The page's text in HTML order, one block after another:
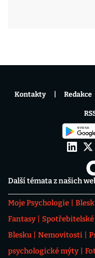
Další témata z našich
Moje Psychologie
Fantasy
Blesku
Nemovitosti
psychologické mýty
Kontakty Redakce